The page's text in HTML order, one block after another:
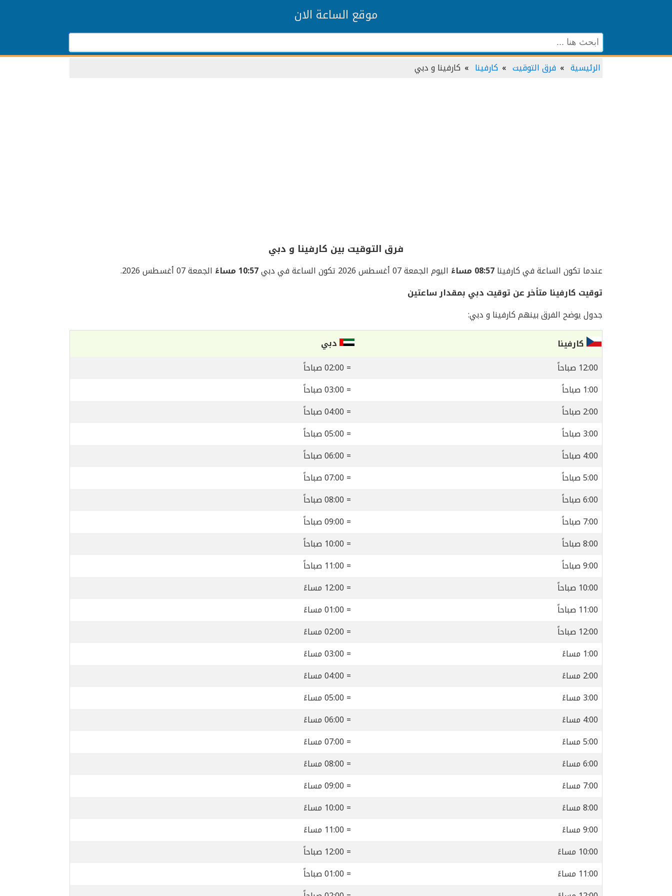
موقع الساعة الان
الرئيسية فرق التوقيت كارفينا كارفينا و دبي
فرق التوقيت بين كارفينا و دبي
عندما تكون الساعة في كارفينا08:57 مساءً اليوم الجمعة 07 أغسطس 2026 تكون الساعة في دبي 10:57 مساءً
الجمعة 07 أغسطس 2026.
توقيت كارفينا متأخر عن توقيت دبي بمقدار ساعتين
جدول يوضح الفرق بينهم كارفينا و دبي:
كارفينا
دبي
12:00 صباحاً
= 02:00 صباحاً
1:00 صباحاً
= 03:00 صباحاً
2:00 صباحاً
= 04:00 صباحاً
3:00 صباحاً
= 05:00 صباحاً
4:00 صباحاً
= 06:00 صباحاً
5:00 صباحاً
= 07:00 صباحاً
6:00 صباحاً
= 08:00 صباحاً
7:00 صباحاً
= 09:00 صباحاً
8:00 صباحاً
= 10:00 صباحاً
9:00 صباحاً
= 11:00 صباحاً
10:00 صباحاً
= 12:00 مساءً
11:00 صباحاً
= 01:00 مساءً
12:00 صباحاً
= 02:00 مساءً
1:00 مساءً
= 03:00 مساءً
2:00 مساءً
= 04:00 مساءً
3:00 مساءً
= 05:00 مساءً
4:00 مساءً
= 06:00 مساءً
5:00 مساءً
= 07:00 مساءً
6:00 مساءً
= 08:00 مساءً
7:00 مساءً
= 09:00 مساءً
8:00 مساءً
= 10:00 مساءً
9:00 مساءً
= 11:00 مساءً
10:00 مساءً
= 12:00 صباحاً
11:00 مساءً
= 01:00 صباحاً